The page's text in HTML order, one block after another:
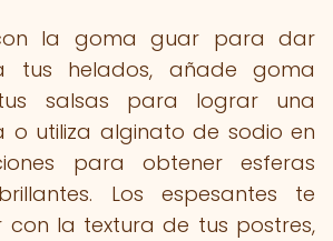
la goma guar para dar
tus helados, añade goma
salsas para lograr una
o utiliza alginato de sodio en
para obtener esferas
Los espesantes te
con la textura de tus postres,